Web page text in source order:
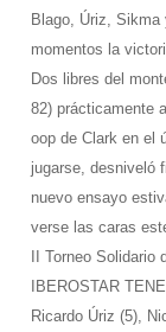
Blago, Úriz,
momentos la
Dos libres del
82) prácticamente
oop de Clark en el
jugarse, desniveló
nuevo ensayo
verse las caras
II Torneo
IBEROSTAR
Ricardo Úriz (5),